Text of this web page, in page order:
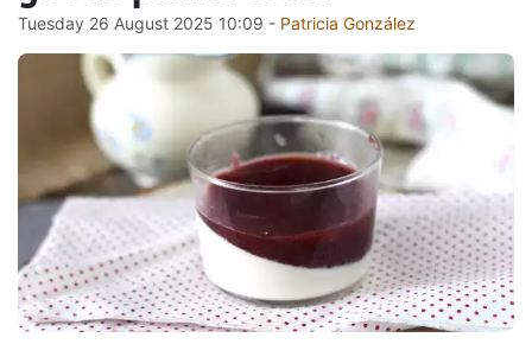
Tuesday 26 August 2025 10:09 - Patricia González